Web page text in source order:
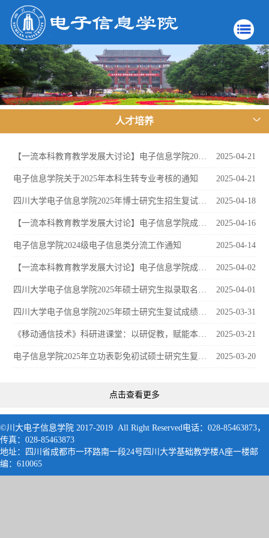
人才培养
2025-04-21
2025-04-21
电子信息学院关于2025年本科生转专业考核的通知
2025-04-18
2025-04-16
2025-04-14
电子信息学院2024级电子信息类分流工作通知
2025-04-02
2025-04-01
2025-03-31
2025-03-21
2025-03-20
点击查看更多
©川大电子信息学院 2017-2019 All Right Reserved电话：028-85463873，
传真：028-85463873
地址：四川省成都市一环路南一段24号四川大学基础教学楼A座一楼邮
编：610065